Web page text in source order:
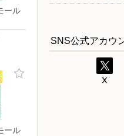
ール
ール
SNS公式アカウ